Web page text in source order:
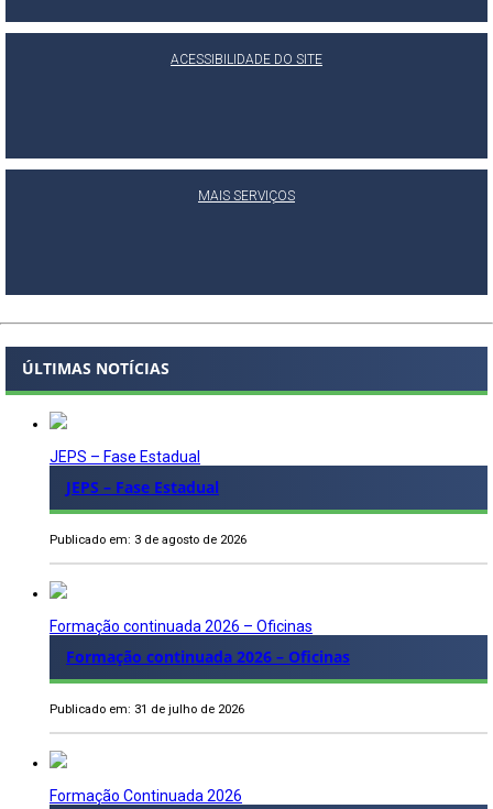
ACESSIBILIDADE DO SITE
MAIS SERVIÇOS
ÚLTIMAS NOTÍCIAS
JEPS – Fase Estadual
JEPS – Fase Estadual
Publicado em: 3 de agosto de 2026
Formação continuada 2026 – Oficinas
Formação continuada 2026 – Oficinas
Publicado em: 31 de julho de 2026
Formação Continuada 2026